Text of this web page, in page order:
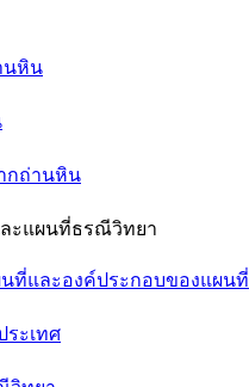
นหิน
กถ่านหิน
ะแผนที่ธรณีวิทยา
ที่และองค์ประกอบของแผนที่
ะเทศ